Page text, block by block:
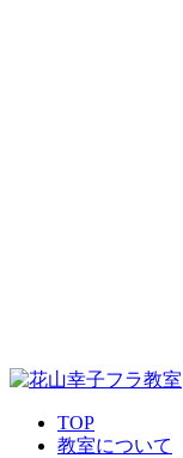
TOP
教室について